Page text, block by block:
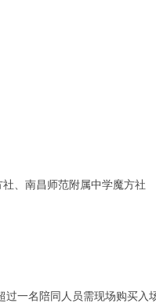
、南昌师范附属中学魔方社
一名陪同人员需现场购买入